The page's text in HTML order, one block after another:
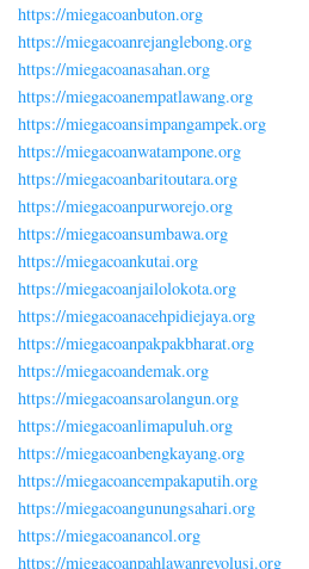
https://miegacoanbuton.org
https://miegacoanrejanglebong.org
https://miegacoanasahan.org
https://miegacoanempatlawang.org
https://miegacoansimpangampek.org
https://miegacoanwatampone.org
https://miegacoanbaritoutara.org
https://miegacoanpurworejo.org
https://miegacoansumbawa.org
https://miegacoankutai.org
https://miegacoanjailolokota.org
https://miegacoanacehpidiejaya.org
https://miegacoanpakpakbharat.org
https://miegacoandemak.org
https://miegacoansarolangun.org
https://miegacoanlimapuluh.org
https://miegacoanbengkayang.org
https://miegacoancempakaputih.org
https://miegacoangunungsahari.org
https://miegacoanancol.org
https://miegacoanpahlawanrevolusi.org